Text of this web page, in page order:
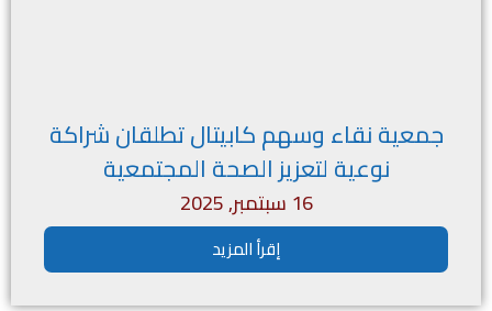
جمعية نقاء وسهم كابيتال تطلقان شراكة
نوعية لتعزيز الصحة المجتمعية
16 سبتمبر, 2025
إقرأ المزيد